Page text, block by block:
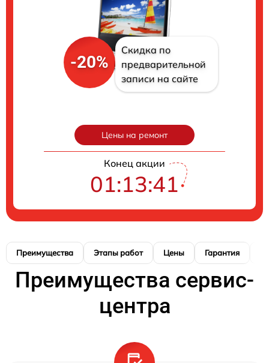
-20%
Скидка по
предварительной
записи на сайте
Цены на ремонт
Конец акции
01:13:40
Преимущества Этапы работ Цены Гарантия
Преимущества сервис-
центра